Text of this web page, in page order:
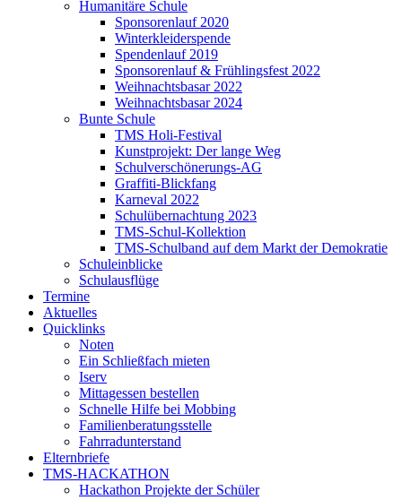
Humanitäre Schule
Sponsorenlauf 2020
Winterkleiderspende
Spendenlauf 2019
Sponsorenlauf & Frühlingsfest 2022
Weihnachtsbasar 2022
Weihnachtsbasar 2024
Bunte Schule
TMS Holi-Festival
Kunstprojekt: Der lange Weg
Schulverschönerungs-AG
Graffiti-Blickfang
Karneval 2022
Schulübernachtung 2023
TMS-Schul-Kollektion
TMS-Schulband auf dem Markt der Demokratie
Schuleinblicke
Schulausflüge
Termine
Aktuelles
Quicklinks
Noten
Ein Schließfach mieten
Iserv
Mittagessen bestellen
Schnelle Hilfe bei Mobbing
Familienberatungsstelle
Fahrradunterstand
Elternbriefe
TMS-HACKATHON
Hackathon Projekte der Schüler